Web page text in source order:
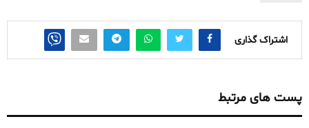
اشتراک گذاری
پست های مرتبط